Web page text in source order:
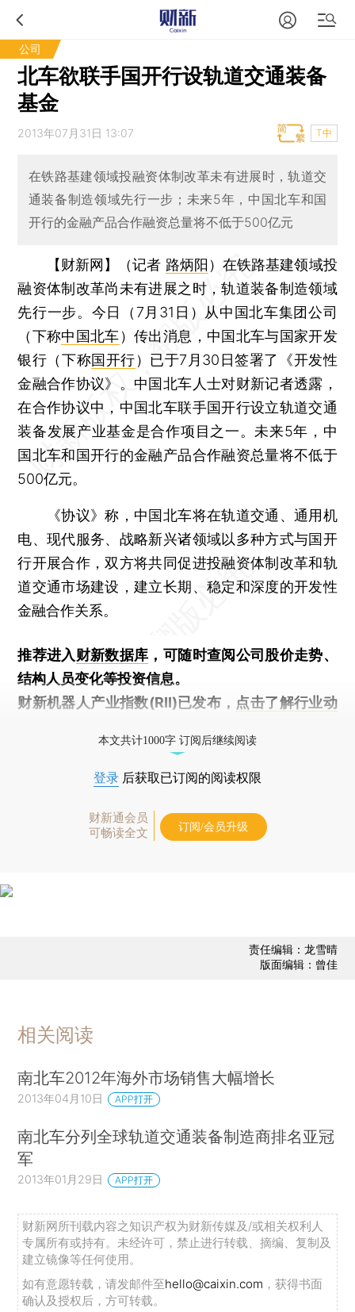
公司
北车欲联手国开行设轨道交通装备
基金
2013年07月31日 13:07 T中
在铁路基建领域投融资体制改革未有进展时，轨道交
通装备制造领域先行一步；未来5年，中国北车和国
开行的金融产品合作融资总量将不低于500亿元
【财新网】（记者 路炳阳 ） 在铁路基建领域投
融资体制改革尚未有进展之时，轨道装备制造领域
先行一步。今日（7月31日）从中国北车集团公司
（下称中国北车）传出消息，中国北车与国家开发
银行（下称国开行）已于7月30日签署了《开发性
金融合作协议》。中国北车人士对财新记者透露，
在合作协议中，中国北车联手国开行设立轨道交通
装备发展产业基金是合作项目之一。未来5年，中
国北车和国开行的金融产品合作融资总量将不低于
500亿元。
《协议》称，中国北车将在轨道交通、通用机
电、现代服务、战略新兴诸领域以多种方式与国开
行开展合作，双方将共同促进投融资体制改革和轨
道交通市场建设，建立长期、稳定和深度的开发性
金融合作关系。
推荐进入财新数据库 ，可随时查阅公司股价走势、
结构人员变化等投资信息。
财新机器人产业指数(RII)已发布， 点击了解行业动
本文共计1000字 订阅后继续阅读
登录 后获取已订阅的阅读权限
财新通会员
可畅读全文
订阅/会员升级
责任编辑：龙雪晴
版面编辑：曾佳
相关阅读
南北车2012年海外市场销售大幅增长
2013年04月10日 APP打开
南北车分列全球轨道交通装备制造商排名亚冠
军
2013年01月29日 APP打开
财新网所刊载内容之知识产权为财新传媒及/或相关权利人
专属所有或持有。未经许可，禁止进行转载、摘编、复制及
建立镜像等任何使用。
如有意愿转载，请发邮件至hello@caixin.com ，获得书面
确认及授权后，方可转载。